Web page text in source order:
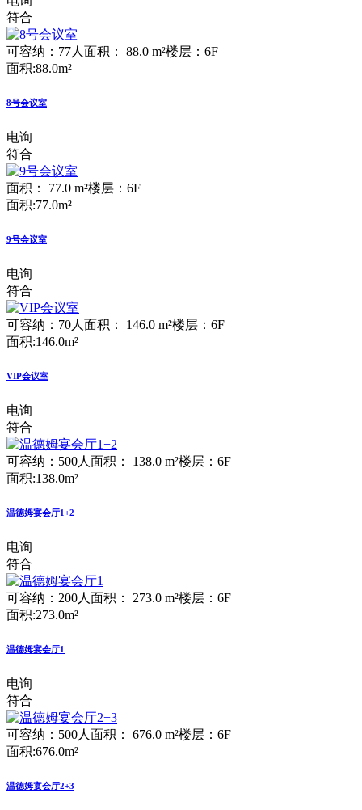
符合
可容纳：77人 面积： 88.0 m²楼层：6F
面积:88.0m²
8号会议室
电询
符合
面积： 77.0 m²楼层：6F
面积:77.0m²
9号会议室
电询
符合
可容纳：70人 面积： 146.0 m²楼层：6F
面积:146.0m²
VIP会议室
电询
符合
可容纳：500人 面积： 138.0 m²楼层：6F
面积:138.0m²
温德姆宴会厅1+2
电询
符合
可容纳：200人 面积： 273.0 m²楼层：6F
面积:273.0m²
温德姆宴会厅1
电询
符合
可容纳：500人 面积： 676.0 m²楼层：6F
面积:676.0m²
温德姆宴会厅2+3